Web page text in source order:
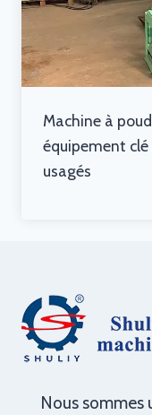
Machine à
équipement clé
usagés
Nous